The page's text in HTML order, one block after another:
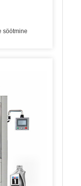
söötmine